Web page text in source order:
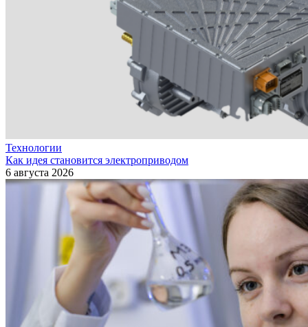
Технологии
Как идея становится электроприводом
6 августа 2026